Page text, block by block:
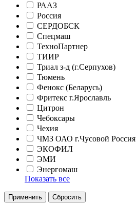
РААЗ
Россия
СЕРДОБСК
Спецмаш
ТехноПартнер
ТИИР
Триал з-д (г.Серпухов)
Тюмень
Фенокс (Беларусь)
Фритекс г.Ярославль
Цитрон
Чебоксары
Чехия
ЧМЗ ОАО г.Чусовой Россия
ЭКОФИЛ
ЭМИ
Энергомаш
Показать все
Применить Сбросить